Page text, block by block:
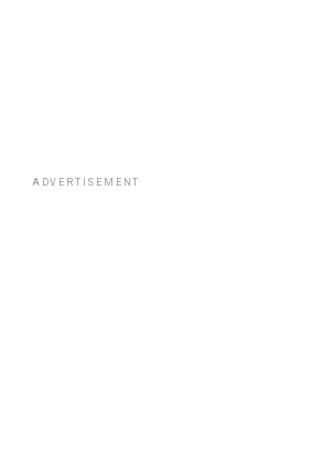
ADVERTISEMENT